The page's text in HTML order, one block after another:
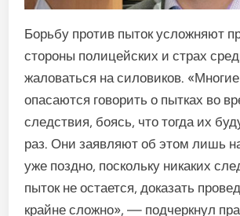
Борьбу против пыток усложняют
стороны полицейских и страх
жаловаться на силовиков.
опасаются говорить о пытках во
следствия, боясь, что тогда их
раз. Они заявляют об этом лишь
уже поздно, поскольку никаких
пыток не остается, доказать
крайне сложно», — подчеркнул